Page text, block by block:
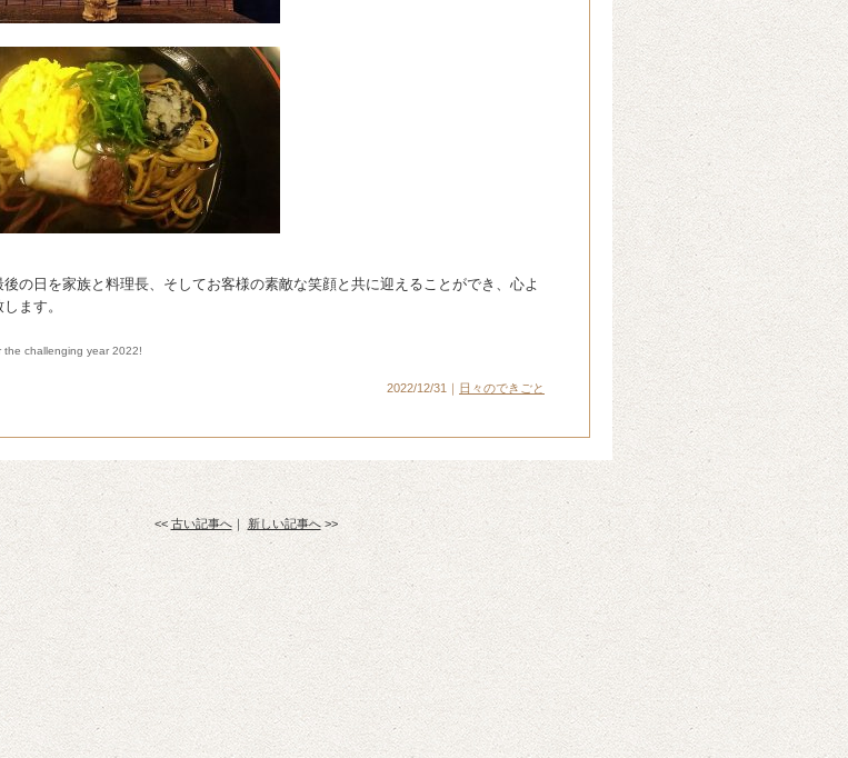
後の日を家族と料理長、そしてお客様の素敵な笑顔と共に迎えることができ、心よ
ます。
the challenging year 2022!
2022/12/31｜ 日々のできごと
<<古い記事へ｜ 新しい記事へ>>